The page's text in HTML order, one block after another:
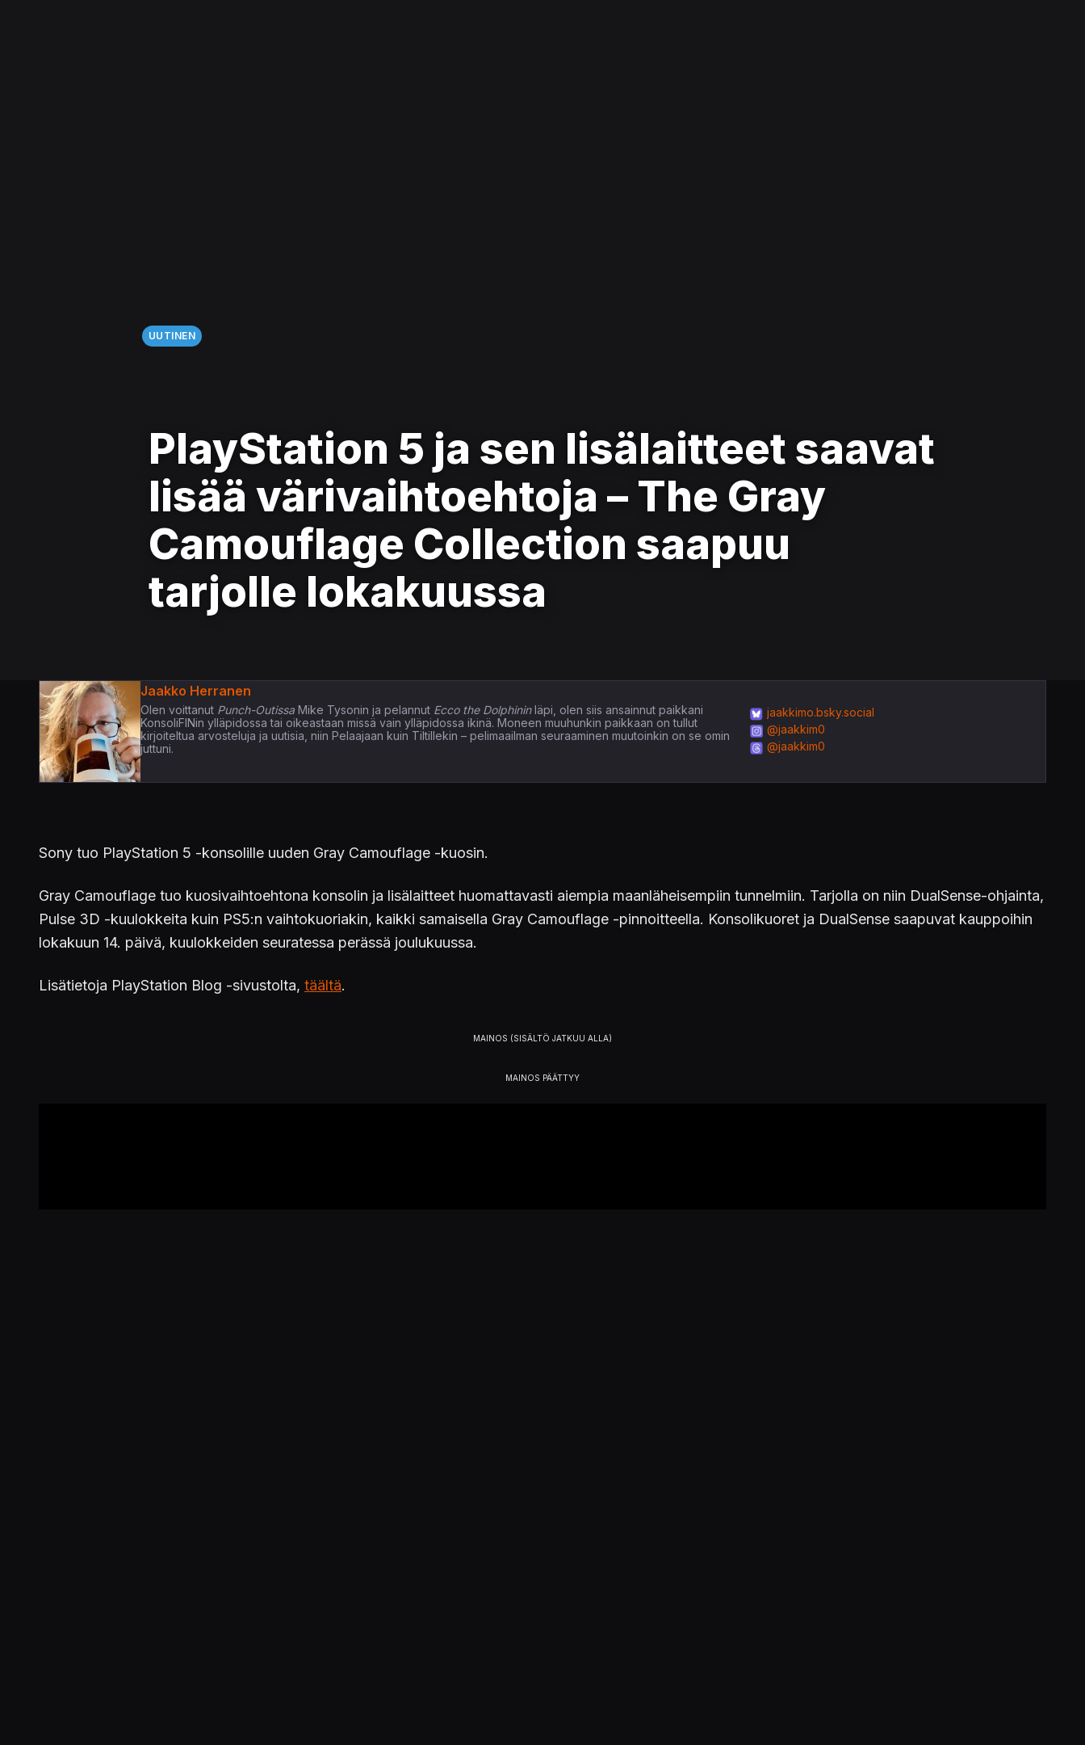
UUTINEN
PlayStation 5 ja sen lisälaitteet saavat
lisää värivaihtoehtoja – The Gray
Camouflage Collection saapuu
tarjolle lokakuussa
Jaakko Herranen
Olen voittanut Punch-Outissa Mike Tysonin ja pelannut Ecco the Dolphininläpi, olen siis ansainnut paikkani
KonsoliFINin ylläpidossa tai oikeastaan missä vain ylläpidossa ikinä. Moneen muuhunkin paikkaan on tullut
kirjoiteltua arvosteluja ja uutisia, niin Pelaajaan kuin Tiltillekin – pelimaailman seuraaminen muutoinkin on se omin
juttuni.
jaakkimo.bsky.social
@jaakkim0
@jaakkim0
Sony tuo PlayStation 5 -konsolille uuden Gray Camouflage -kuosin.
Gray Camouflage tuo kuosivaihtoehtona konsolin ja lisälaitteet huomattavasti aiempia maanläheisempiin tunnelmiin. Tarjolla on niin DualSense-ohjainta,
Pulse 3D -kuulokkeita kuin PS5:n vaihtokuoriakin, kaikki samaisella Gray Camouflage -pinnoitteella. Konsolikuoret ja DualSense saapuvat kauppoihin
lokakuun 14. päivä, kuulokkeiden seuratessa perässä joulukuussa.
Lisätietoja PlayStation Blog -sivustolta, täältä.